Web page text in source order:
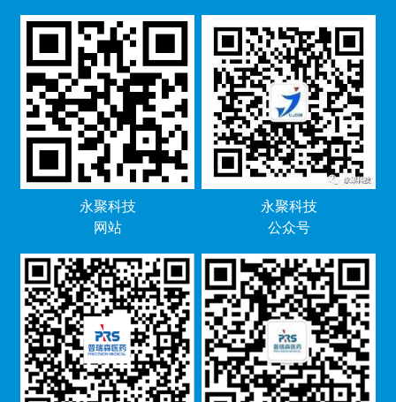
永聚科技
网站
永聚科技
公众号